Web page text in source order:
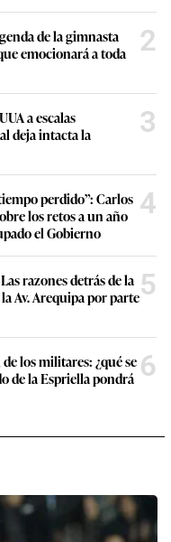
de la gimnasta
emocionará a toda
2
a escalas
deja intacta la
3
perdido”: Carlos
los retos a un año
el Gobierno
4
razones detrás de la
Av. Arequipa por parte5
los militares: ¿qué se
de la Espriella pondrá 6